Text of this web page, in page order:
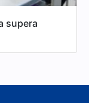
supera